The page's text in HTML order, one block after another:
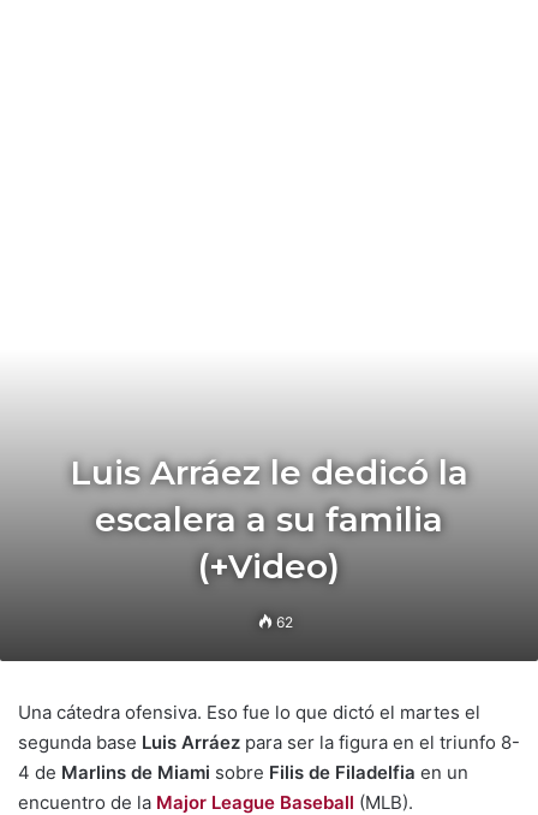
Luis Arráez le dedicó la
escalera a su familia
(+Video)
62
Una cátedra ofensiva. Eso fue lo que dictó el martes el
segunda base Luis Arráez para ser la figura en el triunfo 8-
4 de Marlins de Miami sobre Filis de Filadelfia en un
encuentro de la Major League Baseball (MLB).